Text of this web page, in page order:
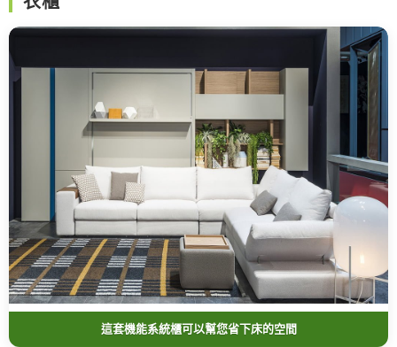
這套機能系統櫃可以幫您省下床的空間